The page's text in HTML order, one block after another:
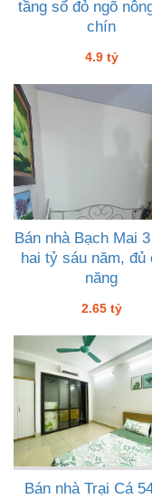
tầng sổ đỏ ngõ
chín
4.9 tỷ
Bán nhà Bạch Mai
hai tỷ sáu năm, đủ
năng
2.65 tỷ
Bán nhà Trại Cá